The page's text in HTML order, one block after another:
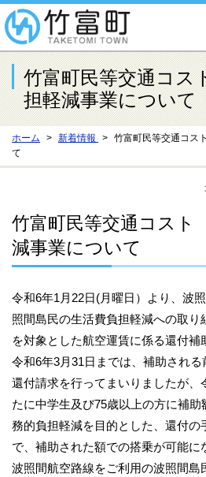
竹富町民等交通コス
担軽減事業について
ホーム 新着情報
竹富町民等交通コス
て
竹富町民等交通コスト
減事業について
令和6年1月22日(月曜日）より、波
照間島民の生活費負担軽減への取り
を対象とした航空運賃に係る還付補
令和6年3月31日までは、補助され
還付請求を行ってまいりましたが、
たに中学生及び75歳以上の方に補
務的負担軽減を目的とした、還付の
で、補助された額での搭乗が可能に
波照間航空路線をご利用の波照間島